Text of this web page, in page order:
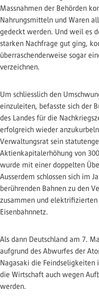
Massnahmen der Behörden
Nahrungsmitteln und Waren
gedeckt werden. Und weil es
starken Nachfrage gut ging,
überraschenderweise sogar
verzeichnen.
Um schliesslich den
einzuleiten, befasste sich der
des Landes für die
erfolgreich wieder
Verwaltungsrat sein
Aktienkapitalerhöhung von
wurde mit einer doppelten
Ausserdem schlossen sich im
berührenden Bahnen zu den
zusammen und elektrifizierten
Eisenbahnnetz.
Als dann Deutschland am 7.
aufgrund des Abwurfes der
Nagasaki die
die Wirtschaft auch wegen
werden.